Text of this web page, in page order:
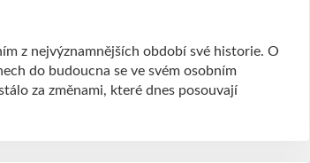
z nejvýznamnějších období své historie. O
do budoucna se ve svém osobním
za změnami, které dnes posouvají